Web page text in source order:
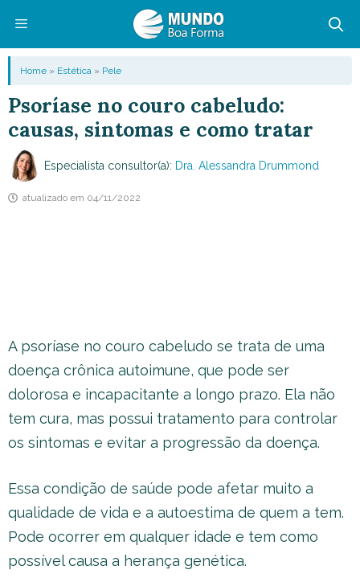
conteúdo
Menu
Home » Estética » Pele
Psoríase no couro cabeludo:
causas, sintomas e como tratar
Especialista consultor(a): Dra. Alessandra Drummond
atualizado em 04/11/2022
A psoríase no couro cabeludo se trata de uma
doença crônica autoimune, que pode ser
dolorosa e incapacitante a longo prazo. Ela não
tem cura, mas possui tratamento para controlar
os sintomas e evitar a progressão da doença.
Essa condição de saúde pode afetar muito a
qualidade de vida e a autoestima de quem a tem.
Pode ocorrer em qualquer idade e tem como
possível causa a herança genética.